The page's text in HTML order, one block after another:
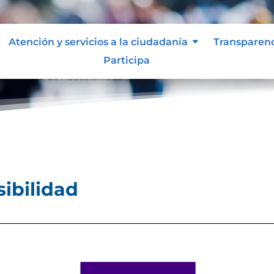
Atención y servicios a la ciudadanía
Participa